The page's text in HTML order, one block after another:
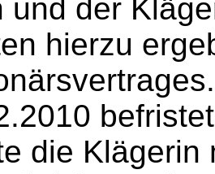
und der
hierzu
die Klägerin